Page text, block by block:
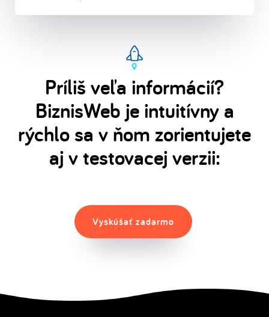
Príliš veľa informácií?
BiznisWeb je intuitívny a
rýchlo sa v ňom zorientujete
aj v testovacej verzii:
Vyskúšať zadarmo